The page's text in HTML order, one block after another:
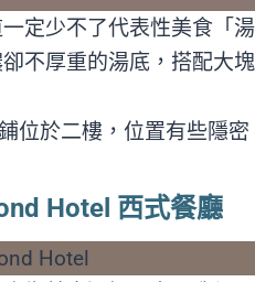
定少不了代表性美食「
不厚重的湯底，搭配大
位於二樓，位置有些隱
Hotel 西式餐廳